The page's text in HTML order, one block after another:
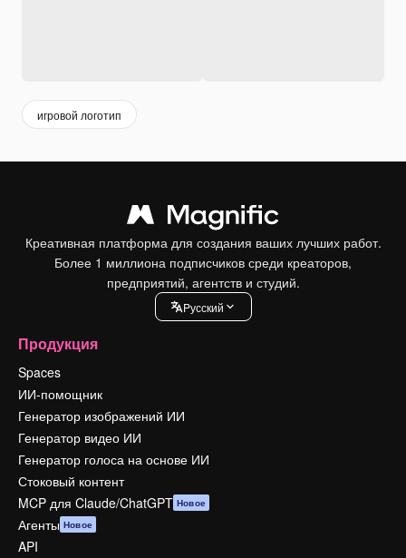
игровой логотип
Креативная платформа для создания ваших лучших работ.
Более 1 миллиона подписчиков среди креаторов,
предприятий, агентств и студий.
Pусский
Продукция
Spaces
ИИ-помощник
Генератор изображений ИИ
Генератор видео ИИ
Генератор голоса на основе ИИ
Стоковый контент
MCP для Claude/ChatGPT Новое
Агенты Новое
API